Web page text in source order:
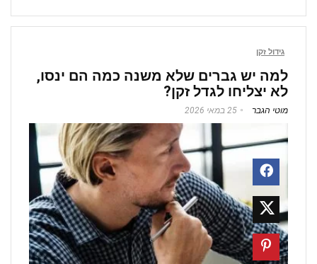
גידול זקן
למה יש גברים שלא משנה כמה הם ינסו,
לא יצליחו לגדל זקן?
מוטי הגבר 25 במאי 2026